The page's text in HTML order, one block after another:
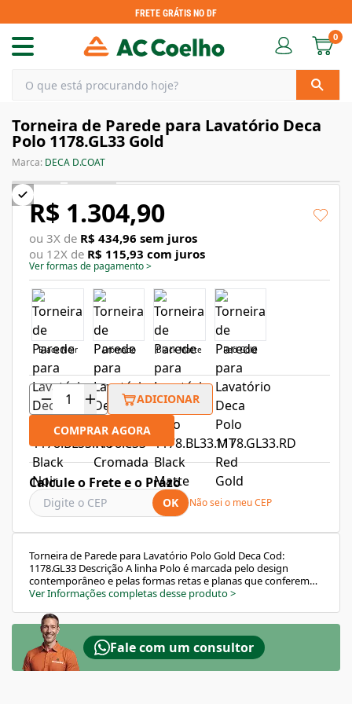
FRETE GRÁTIS NO DF
0
Torneira de Parede para Lavatório Deca
Polo 1178.GL33 Gold
Marca: DECA D.COAT
R$ 1.304,90
ou 3X de R$ 434,96 sem juros
ou 12X de R$ 115,93 com juros
Ver formas de pagamento>
Black Noir Cromado Black Matte Red Gold
ADICIONAR
COMPRAR AGORA
Calcule o Frete e o Prazo
OK Não sei o meu CEP
Torneira de Parede para Lavatório Polo Gold Deca Cod:
1178.GL33 Descrição A linha Polo é marcada pelo design
contemporâneo e pelas formas retas e planas que conferem
leveza e sofisticação aos ambientes. Com acabamento
para lavatórios com cubas de apoio, oferecendo elegância,
durabilidade e funcionalidade. Conta com a tecnologia Deca
Comfort, que evita respingos e contribui para o uso
consciente da água. Seu mecanismo de 1/4 de volta garante
maior conforto e controle de vazão. Características e
Ver Informações completas desse produto>
Fale com um consultor